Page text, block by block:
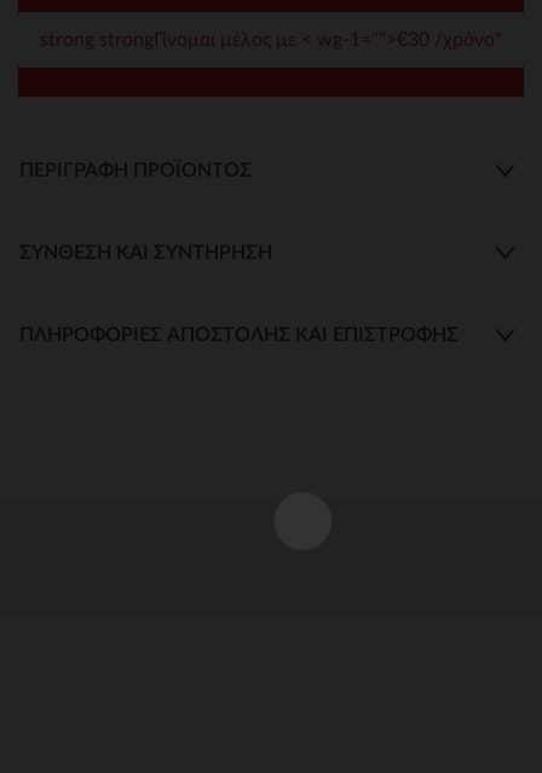
strong strongΓίνομαι μέλος με < wg-1="">€30 /χρόνο*
ΠΕΡΙΓΡΑΦΉ ΠΡΟΪΌΝΤΟΣ
ΣΎΝΘΕΣΗ ΚΑΙ ΣΥΝΤΉΡΗΣΗ
ΠΛΗΡΟΦΟΡΊΕΣ ΑΠΟΣΤΟΛΉΣ ΚΑΙ ΕΠΙΣΤΡΟΦΉΣ